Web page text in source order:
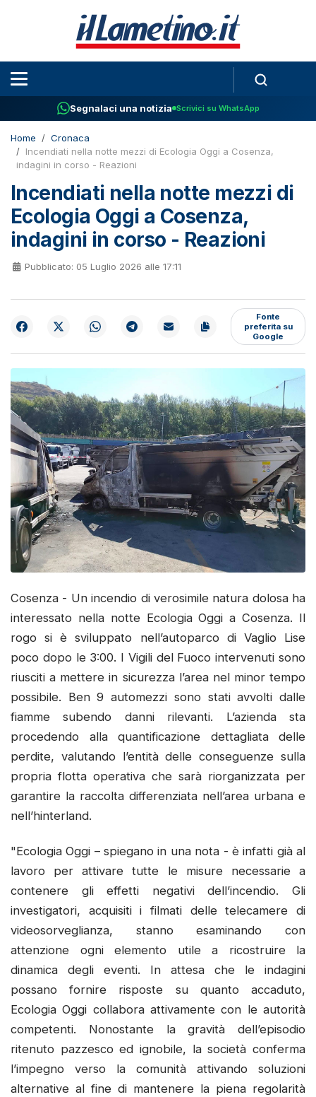
Segnalaci una notizia Scrivici su WhatsApp
Home
Cronaca
Incendiati nella notte mezzi di Ecologia Oggi a Cosenza,
indagini in corso - Reazioni
Incendiati nella notte mezzi di
Ecologia Oggi a Cosenza,
indagini in corso - Reazioni
Pubblicato: 05 Luglio 2026 alle 17:11
Fonte
preferita su
Google
Cosenza - Un incendio di verosimile natura dolosa ha
interessato nella notte Ecologia Oggi a Cosenza. Il
rogo si è sviluppato nell’autoparco di Vaglio Lise
poco dopo le 3:00. I Vigili del Fuoco intervenuti sono
riusciti a mettere in sicurezza l’area nel minor tempo
possibile. Ben 9 automezzi sono stati avvolti dalle
fiamme subendo danni rilevanti. L’azienda sta
procedendo alla quantificazione dettagliata delle
perdite, valutando l’entità delle conseguenze sulla
propria flotta operativa che sarà riorganizzata per
garantire la raccolta differenziata nell’area urbana e
nell’hinterland.
"Ecologia Oggi – spiegano in una nota - è infatti già al
lavoro per attivare tutte le misure necessarie a
contenere gli effetti negativi dell’incendio. Gli
investigatori, acquisiti i filmati delle telecamere di
videosorveglianza, stanno esaminando con
attenzione ogni elemento utile a ricostruire la
dinamica degli eventi. In attesa che le indagini
possano fornire risposte su quanto accaduto,
Ecologia Oggi collabora attivamente con le autorità
competenti. Nonostante la gravità dell’episodio
ritenuto pazzesco ed ignobile, la società conferma
l’impegno verso la comunità attivando soluzioni
alternative al fine di mantenere la piena regolarità